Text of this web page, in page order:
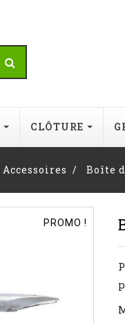
CLÔTURE
Accessoires Boîte
PROMO !